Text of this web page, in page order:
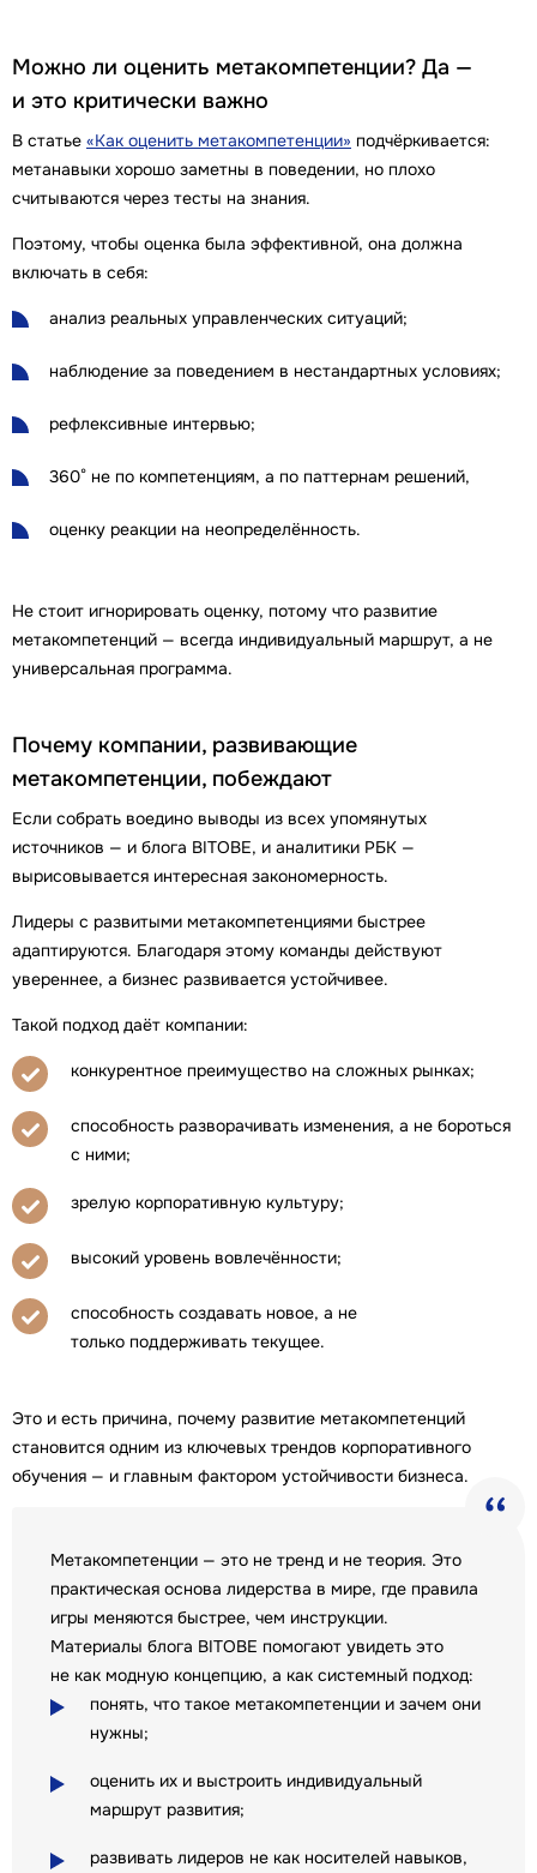
Можно ли оценить метакомпетенции? Да —
и это критически важно
В статье «Как оценить метакомпетенции» подчёркивается:
метанавыки хорошо заметны в поведении, но плохо
считываются через тесты на знания.
Поэтому, чтобы оценка была эффективной, она должна
включать в себя:
анализ реальных управленческих ситуаций;
наблюдение за поведением в нестандартных условиях;
рефлексивные интервью;
360° не по компетенциям, а по паттернам решений,
оценку реакции на неопределённость.
Не стоит игнорировать оценку, потому что развитие
метакомпетенций — всегда индивидуальный маршрут, а не
универсальная программа.
Почему компании, развивающие
метакомпетенции, побеждают
Если собрать воедино выводы из всех упомянутых
источников — и блога BITOBE, и аналитики РБК —
вырисовывается интересная закономерность.
Лидеры с развитыми метакомпетенциями быстрее
адаптируются. Благодаря этому команды действуют
увереннее, а бизнес развивается устойчивее.
Такой подход даёт компании:
конкурентное преимущество на сложных рынках;
способность разворачивать изменения, а не бороться
с ними;
зрелую корпоративную культуру;
высокий уровень вовлечённости;
способность создавать новое, а не
только поддерживать текущее.
Это и есть причина, почему развитие метакомпетенций
становится одним из ключевых трендов корпоративного
обучения — и главным фактором устойчивости бизнеса.
Метакомпетенции — это не тренд и не теория. Это
практическая основа лидерства в мире, где правила
игры меняются быстрее, чем инструкции.
Материалы блога BITOBE помогают увидеть это
не как модную концепцию, а как системный подход:
понять, что такое метакомпетенции и зачем они
нужны;
оценить их и выстроить индивидуальный
маршрут развития;
развивать лидеров не как носителей навыков,